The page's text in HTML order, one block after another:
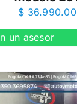
$
un asesor